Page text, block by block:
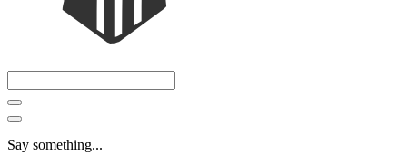
Say something...